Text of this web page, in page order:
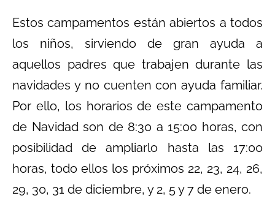
Estos campamentos están abiertos a todos
los niños, sirviendo de gran ayuda a
aquellos padres que trabajen durante las
navidades y no cuenten con ayuda familiar.
Por ello, los horarios de este campamento
de Navidad son de 8:30 a 15:00 horas, con
posibilidad de ampliarlo hasta las 17:00
horas, todo ellos los próximos 22, 23, 24, 26,
29, 30, 31 de diciembre, y 2, 5 y 7 de enero.